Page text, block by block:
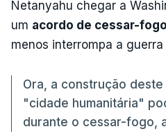
Netanyahu chegar a
um acordo de cessar-fogo
menos interrompa a guerra
Ora, a construção
"cidade humanitária"
durante o cessar-fogo,